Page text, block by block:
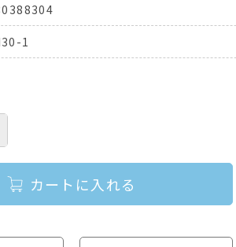
1
カートに入れる